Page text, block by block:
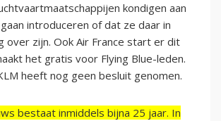
kondigen aan
introduceren of dat ze daar in
over zijn. Ook Air France start er dit
het gratis voor Flying Blue-leden.
heeft nog geen besluit genomen.
bestaat inmiddels bijna 25 jaar. In